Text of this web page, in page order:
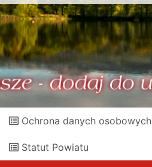
Ochrona danych osobowych
Statut Powiatu